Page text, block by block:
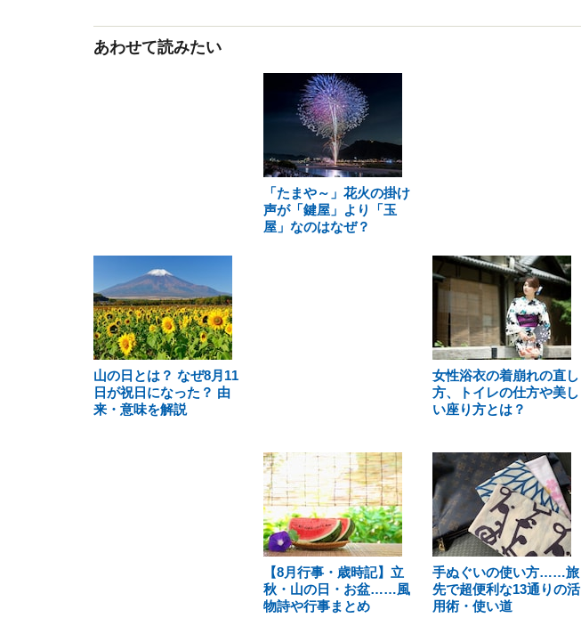
あわせて読みたい
「たまや～」花火の掛け
声が「鍵屋」より「玉
屋」なのはなぜ？
山の日とは？ なぜ8月11
日が祝日になった？ 由
来・意味を解説
女性浴衣の着崩れの直し
方、トイレの仕方や美し
い座り方とは？
【8月行事・歳時記】立
秋・山の日・お盆……風
物詩や行事まとめ
手ぬぐいの使い方……旅
先で超便利な13通りの活
用術・使い道